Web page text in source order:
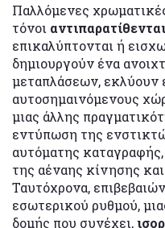
Παλλόμενες
τόνοι
επικαλύπτονται ή
δημιουργούν ένα
μεταπλάσεων, εκλύουν
αυτοσημαινόμενους
μιας άλλης
εντύπωση της
αυτόματης
της αέναης κίνησης
Ταυτόχρονα,
εσωτερικού ρυθμού,
δομής που συνέχει,